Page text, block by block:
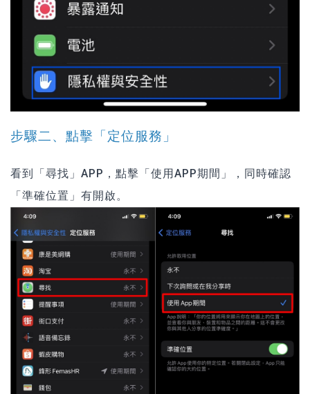
步驟二、點擊「定位服務」
看到「尋找」APP，點擊「使用APP期間」，同時確認
「準確位置」有開啟。